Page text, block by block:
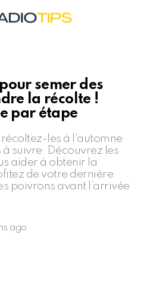
semer des
la récolte !
par étape
les à l’automne
suivre. Découvrez les
aider à obtenir la
de votre dernière
poivrons avant l’arrivée
ago